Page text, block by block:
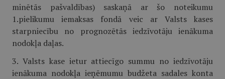
minētās pašvaldības) saskaņā ar šo noteikumu
1.pielikumu iemaksas fondā veic ar Valsts kases
starpniecību no prognozētās iedzīvotāju ienākuma
nodokļa daļas.
3. Valsts kase ietur attiecīgo summu no iedzīvotāju
ienākuma nodokļa ieņēmumu budžeta sadales konta